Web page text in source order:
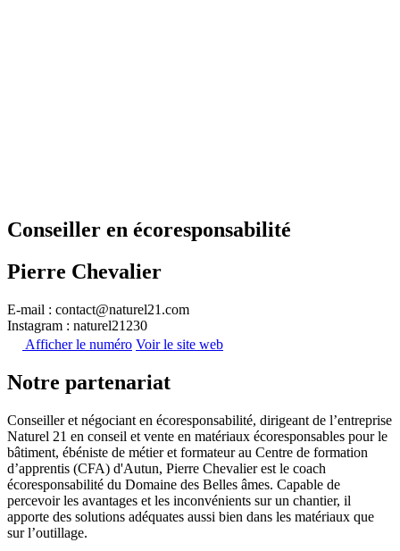
Conseiller en écoresponsabilité
Pierre Chevalier
E-mail : contact@naturel21.com
Instagram : naturel21230
Afficher le numéro Voir le site web
Notre partenariat
Conseiller et négociant en écoresponsabilité, dirigeant de l’entreprise
Naturel 21 en conseil et vente en matériaux écoresponsables pour le
bâtiment, ébéniste de métier et formateur au Centre de formation
d’apprentis (CFA) d'Autun, Pierre Chevalier est le coach
écoresponsabilité du Domaine des Belles âmes. Capable de
percevoir les avantages et les inconvénients sur un chantier, il
apporte des solutions adéquates aussi bien dans les matériaux que
sur l’outillage.